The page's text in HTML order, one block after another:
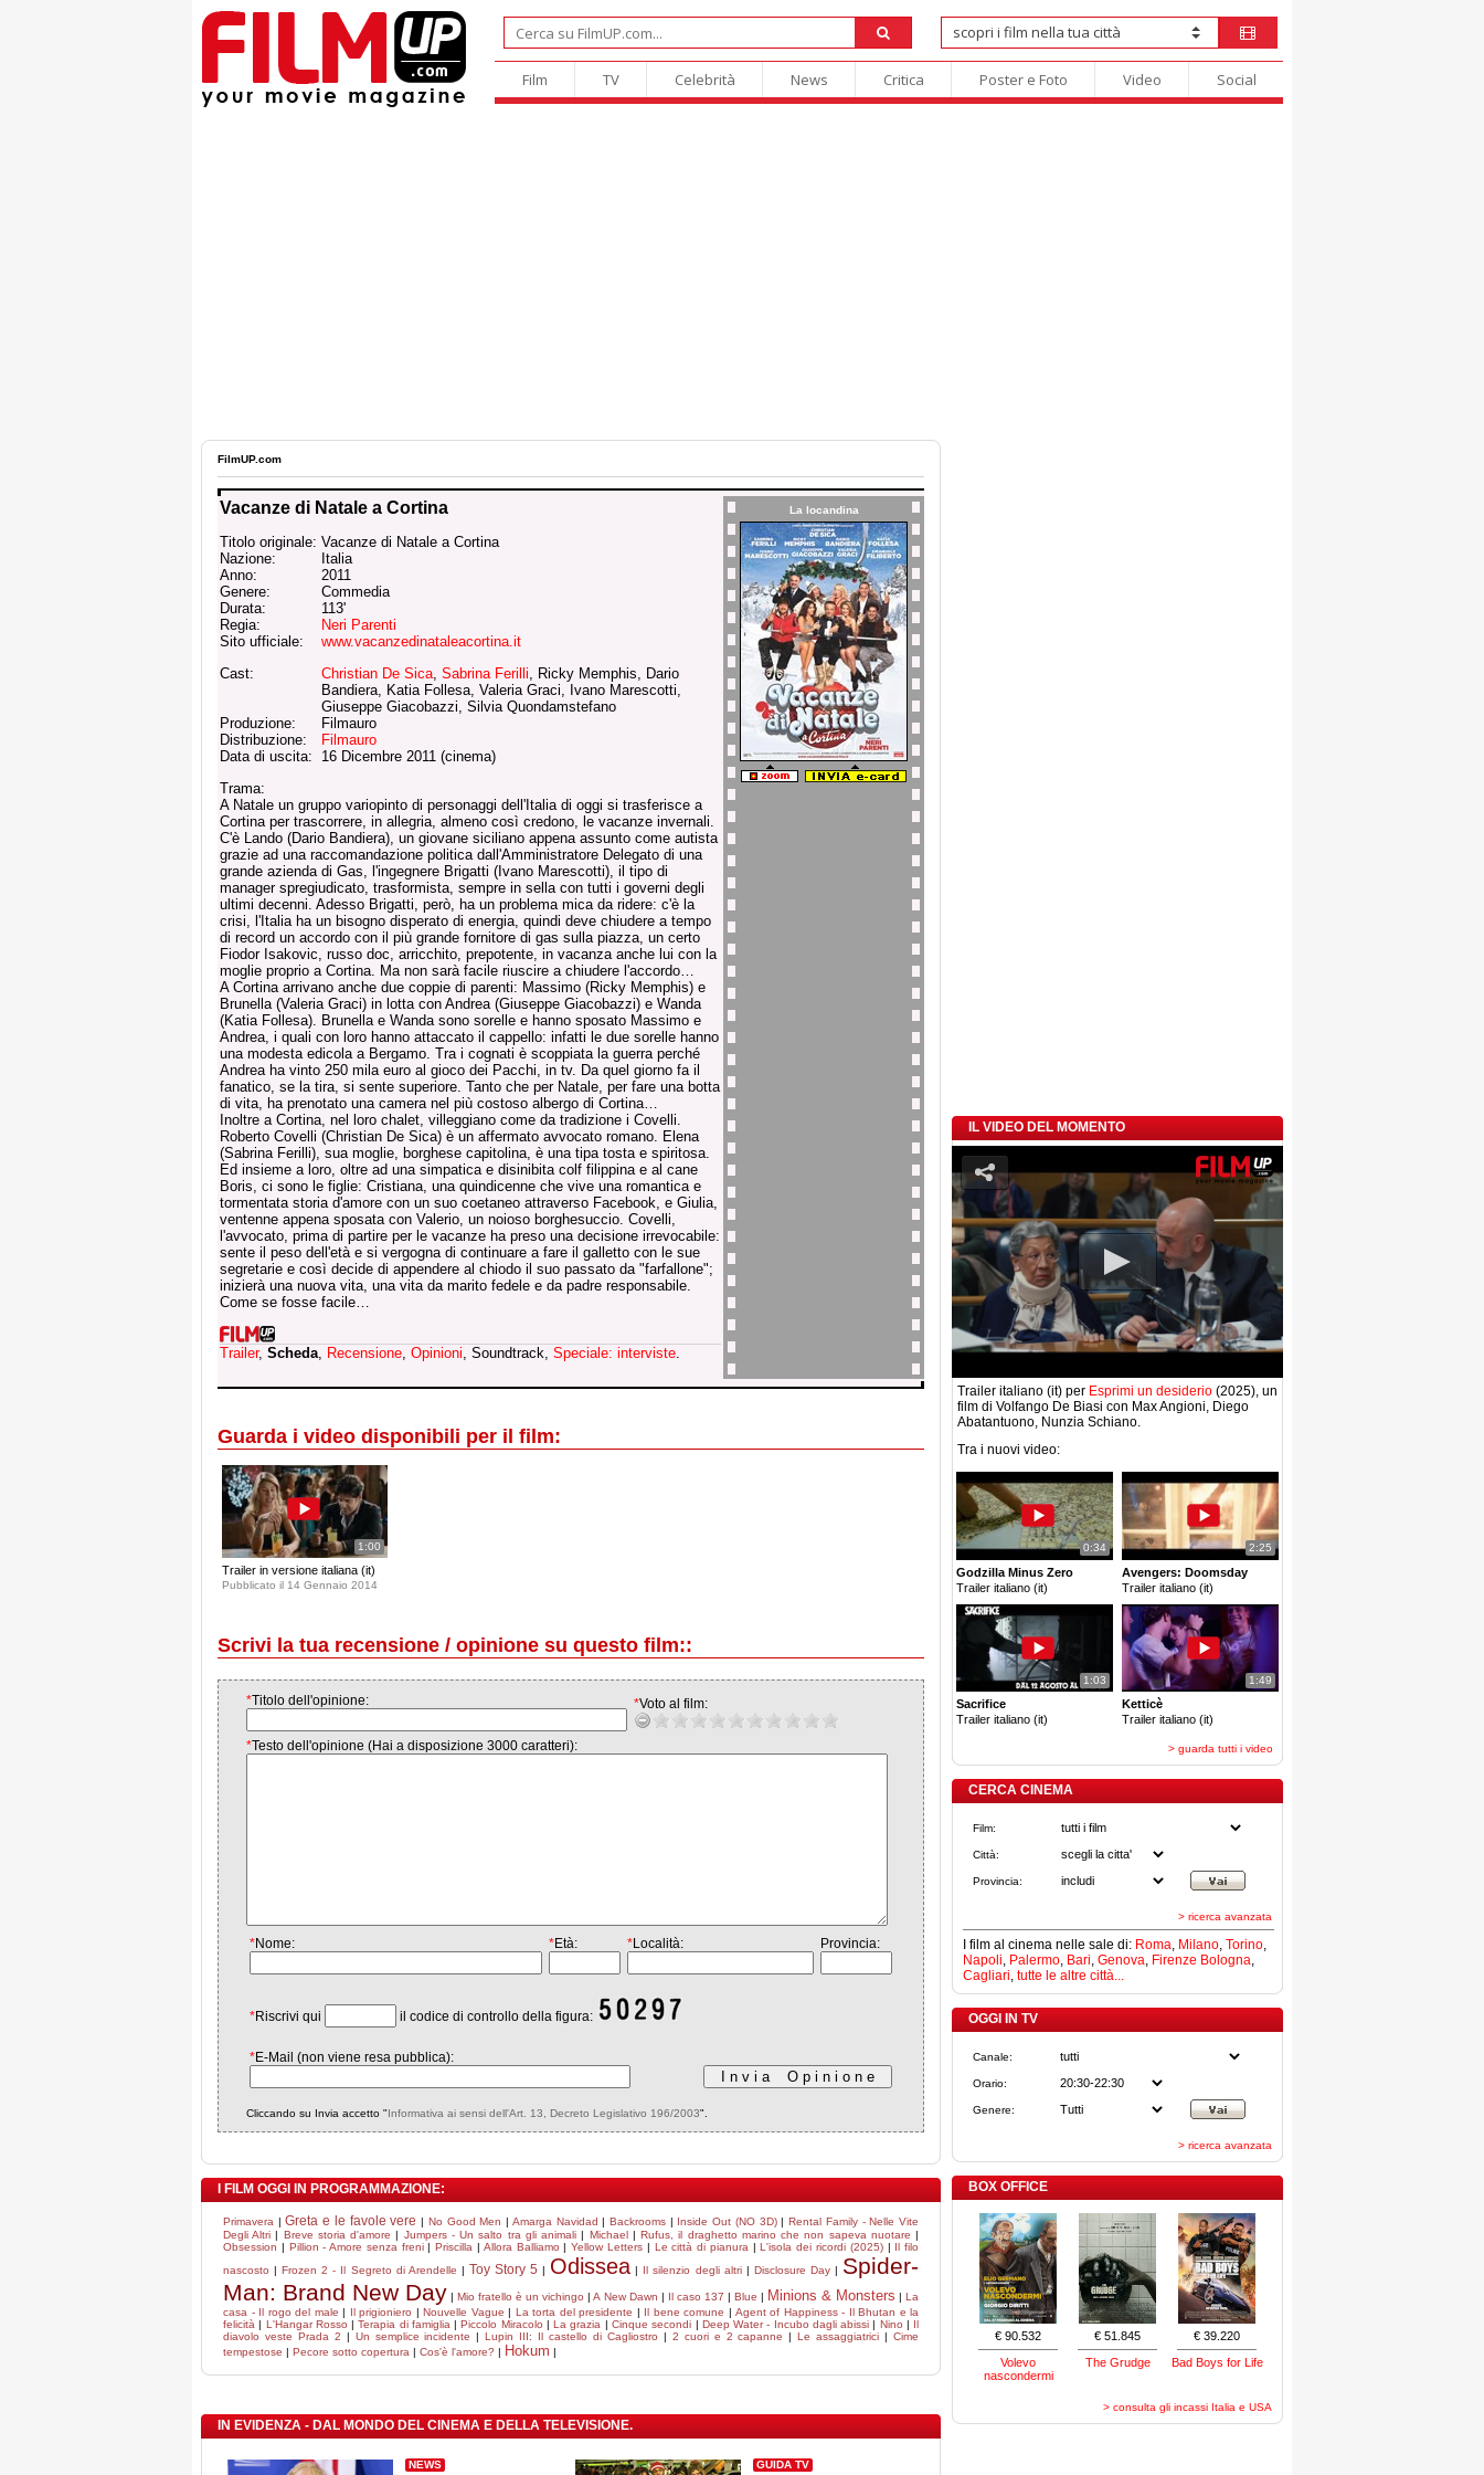
Film TV Celebrità News Critica Poster e Foto Video Social
FilmUP.com
Vacanze di Natale a Cortina
Titolo originale: Vacanze di Natale a Cortina
Nazione:
Italia
Anno:
2011
Genere:
Commedia
Durata:
113'
Regia:
Neri Parenti
Sito ufficiale:
www.vacanzedinataleacortina.it
Cast:
Christian De Sica, Sabrina Ferilli, Ricky Memphis, Dario
Bandiera, Katia Follesa, Valeria Graci, Ivano Marescotti,
Giuseppe Giacobazzi, Silvia Quondamstefano
Produzione:
Filmauro
Distribuzione:
Filmauro
Data di uscita:
16 Dicembre 2011 (cinema)
Trama:
A Natale un gruppo variopinto di personaggi dell'Italia di oggi si trasferisce a
Cortina per trascorrere, in allegria, almeno così credono, le vacanze invernali.
C'è Lando (Dario Bandiera), un giovane siciliano appena assunto come autista
grazie ad una raccomandazione politica dall'Amministratore Delegato di una
grande azienda di Gas, l'ingegnere Brigatti (Ivano Marescotti), il tipo di
manager spregiudicato, trasformista, sempre in sella con tutti i governi degli
ultimi decenni. Adesso Brigatti, però, ha un problema mica da ridere: c'è la
crisi, l'Italia ha un bisogno disperato di energia, quindi deve chiudere a tempo
di record un accordo con il più grande fornitore di gas sulla piazza, un certo
Fiodor Isakovic, russo doc, arricchito, prepotente, in vacanza anche lui con la
moglie proprio a Cortina. Ma non sarà facile riuscire a chiudere l'accordo…
A Cortina arrivano anche due coppie di parenti: Massimo (Ricky Memphis) e
Brunella (Valeria Graci) in lotta con Andrea (Giuseppe Giacobazzi) e Wanda
(Katia Follesa). Brunella e Wanda sono sorelle e hanno sposato Massimo e
Andrea, i quali con loro hanno attaccato il cappello: infatti le due sorelle hanno
una modesta edicola a Bergamo. Tra i cognati è scoppiata la guerra perché
Andrea ha vinto 250 mila euro al gioco dei Pacchi, in tv. Da quel giorno fa il
fanatico, se la tira, si sente superiore. Tanto che per Natale, per fare una botta
di vita, ha prenotato una camera nel più costoso albergo di Cortina…
Inoltre a Cortina, nel loro chalet, villeggiano come da tradizione i Covelli.
Roberto Covelli (Christian De Sica) è un affermato avvocato romano. Elena
(Sabrina Ferilli), sua moglie, borghese capitolina, è una tipa tosta e spiritosa.
Ed insieme a loro, oltre ad una simpatica e disinibita colf filippina e al cane
Boris, ci sono le figlie: Cristiana, una quindicenne che vive una romantica e
tormentata storia d'amore con un suo coetaneo attraverso Facebook, e Giulia,
ventenne appena sposata con Valerio, un noioso borghesuccio. Covelli,
l'avvocato, prima di partire per le vacanze ha preso una decisione irrevocabile:
sente il peso dell'età e si vergogna di continuare a fare il galletto con le sue
segretarie e così decide di appendere al chiodo il suo passato da "farfallone";
inizierà una nuova vita, una vita da marito fedele e da padre responsabile.
Come se fosse facile…
Trailer, Scheda, Recensione, Opinioni, Soundtrack, Speciale: interviste.
La locandina
Guarda i video disponibili per il film:
1:00
Trailer in versione italiana (it)
Pubblicato il 14 Gennaio 2014
Scrivi la tua recensione / opinione su questo film::
*Titolo dell'opinione: *Voto al film:
*Testo dell'opinione (Hai a disposizione 3000 caratteri):
*Nome: *Età: *Località: Provincia:
*Riscrivi qui il codice di controllo della figura:
*E-Mail (non viene resa pubblica):
Cliccando su Invia accetto "Informativa ai sensi dell'Art. 13, Decreto Legislativo 196/2003".
I FILM OGGI IN PROGRAMMAZIONE:
Primavera |Greta e le favole vere | No Good Men | Amarga Navidad |Backrooms | Inside Out (NO 3D)|Rental Family - Nelle Vite
Degli Altri | Breve storia d'amore | Jumpers - Un salto tra gli animali | Michael|Rufus, il draghetto marino che non sapeva nuotare |
Obsession | Pillion - Amore senza freni|Priscilla | Allora Balliamo |Yellow Letters| Le città di pianura |L'isola dei ricordi (2025)| Il filo
nascosto |Frozen 2 - Il Segreto di Arendelle | Toy Story 5 | Odissea | Il silenzio degli altri| Disclosure Day| Spider-
Man: Brand New Day |Mio fratello è un vichingo |A New Dawn | Il caso 137 | Blue | Minions & Monsters |La
casa - Il rogo del male | Il prigioniero |Nouvelle Vague | La torta del presidente | Il bene comune | Agent of Happiness - Il Bhutan e la
felicità | L'Hangar Rosso |Terapia di famiglia |Piccolo Miracolo |La grazia | Cinque secondi | Deep Water - Incubo dagli abissi | Nino | Il
diavolo veste Prada 2 | Un semplice incidente |Lupin III: Il castello di Cagliostro | 2 cuori e 2 capanne |Le assaggiatrici |Cime
tempestose | Pecore sotto copertura | Cos'è l'amore? | Hokum |
IN EVIDENZA - DAL MONDO DEL CINEMA E DELLA TELEVISIONE.
NEWS GUIDA TV
IL VIDEO DEL MOMENTO
Trailer italiano (it) per Esprimi un desiderio (2025), un
film di Volfango De Biasi con Max Angioni, Diego
Abatantuono, Nunzia Schiano.
Tra i nuovi video:
0:34
Godzilla Minus Zero
Trailer italiano (it)
2:25
Avengers: Doomsday
Trailer italiano (it)
1:03
Sacrifice
Trailer italiano (it)
1:49
Ketticè
Trailer italiano (it)
> guarda tutti i video
CERCA CINEMA
Film:
Città:
Provincia:
> ricerca avanzata
I film al cinema nelle sale di: Roma, Milano, Torino,
Napoli, Palermo, Bari, Genova, Firenze Bologna,
Cagliari, tutte le altre città...
OGGI IN TV
Canale:
Orario:
Genere:
> ricerca avanzata
BOX OFFICE
€ 90.532
Volevo
nascondermi
€ 51.845
The Grudge
€ 39.220
Bad Boys for Life
> consulta gli incassi Italia e USA